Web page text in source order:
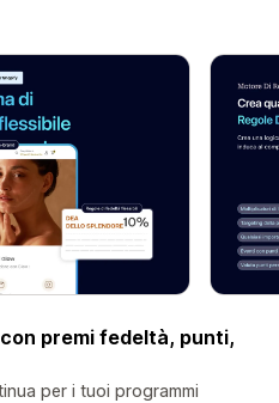
premi fedeltà, punti,
per i tuoi programmi